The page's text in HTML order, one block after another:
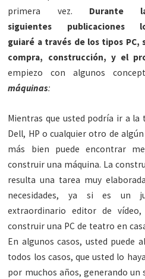
primera vez. Durante
siguientes publicaciones
guiaré a través de los tipos PC,
compra, construcción, y el
empiezo con algunos
máquinas:
Mientras que usted podría ir a la
Dell, HP o cualquier otro de
más bien puede encontrar
construir una máquina. La
resulta una tarea muy
necesidades, ya si es un
extraordinario editor de
construir una PC de teatro en
En algunos casos, usted puede
todos los casos, que usted lo
por muchos años, generando